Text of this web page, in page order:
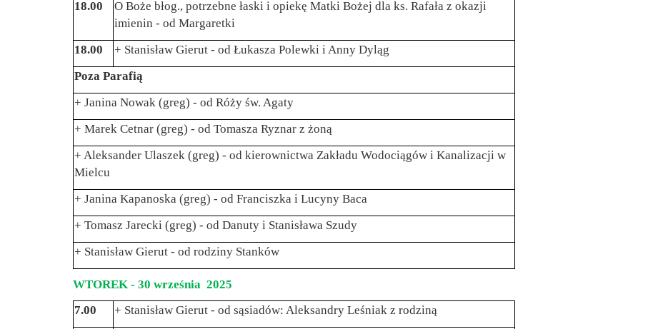
18.00
O Boże błog., potrzebne łaski i opiekę Matki Bożej dla ks. Rafała z okazji
imienin - od Margaretki
18.00
+ Stanisław Gierut - od Łukasza Polewki i Anny Dyląg
Poza Parafią
+ Janina Nowak (greg) - od Róży św. Agaty
+ Marek Cetnar (greg) - od Tomasza Ryznar z żoną
+ Aleksander Ulaszek (greg) - od kierownictwa Zakładu Wodociągów i Kanalizacji w
Mielcu
+ Janina Kapanoska (greg) - od Franciszka i Lucyny Baca
+ Tomasz Jarecki (greg) - od Danuty i Stanisława Szudy
+ Stanisław Gierut - od rodziny Stanków
WTOREK - 30 września 2025
7.00
+ Stanisław Gierut - od sąsiadów: Aleksandry Leśniak z rodziną